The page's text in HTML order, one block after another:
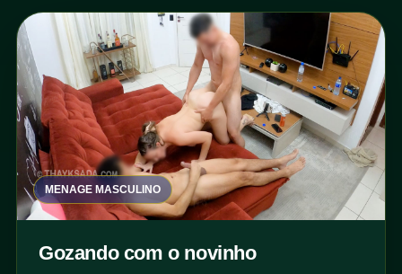
MENAGE MASCULINO
Gozando com o novinho